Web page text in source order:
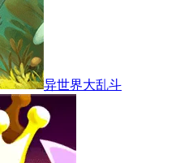
异世界大乱斗